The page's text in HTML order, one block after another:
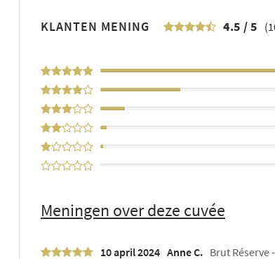
KLANTEN MENING 4.5 /5
64%
26%
8%
2%
1%
Meningen over deze cuvée
10 april 2024 Anne C. Brut Réserve